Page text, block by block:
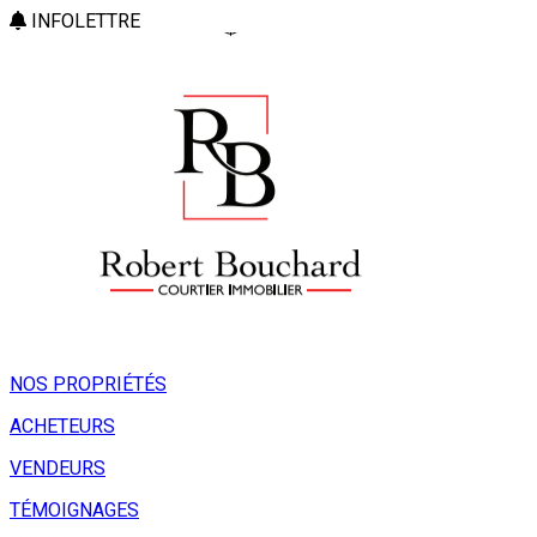
INFOLETTRE
NOS PROPRIÉTÉS
ACHETEURS
VENDEURS
TÉMOIGNAGES